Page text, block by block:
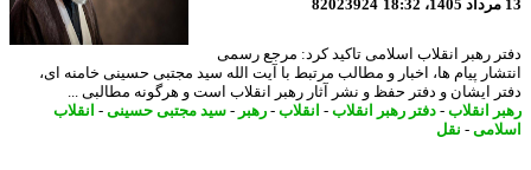
82023924
رهبر انقلاب اسلامی تاکید کرد: مرجع رسمی
پیام ها، اخبار و مطالب مرتبط با آیت الله سید مجتبی حسینی خامنه ای،
ایشان و دفتر حفظ و نشر آثار رهبر انقلاب است و هرگونه مطالبی ...
انقلاب-دفتر رهبر انقلاب-انقلاب-رهبر -سید مجتبی حسینی-انقلاب
-نقل